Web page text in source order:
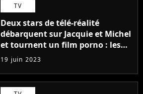
TV
Deux stars de télé-réalité
débarquent sur Jacquie et Michel
et tournent un film porno : les
premières images du tournage
(exclu)
19 juin 2023